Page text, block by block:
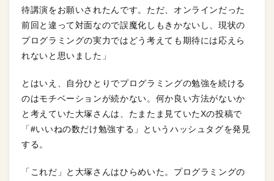
待講演をお願いされたんです。ただ、オンラインだった
前回と違って対面なので誤魔化しもきかないし、現状の
プログラミングの実力ではどう考えても期待には応えら
れないと思いました」
とはいえ、自分ひとりでプログラミングの勉強を続ける
のはモチベーションが続かない。何か良い方法がないか
と考えていた大塚さんは、たまたま見ていたXの投稿で
「#いいねの数だけ勉強する」というハッシュタグを発見
する。
「これだ」と大塚さんはひらめいた。プログラミングの